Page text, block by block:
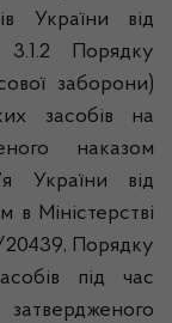
України від
Порядку
заборони)
засобів на
наказом
України від
в Міністерстві
20439, Порядку
під час
затвердженого